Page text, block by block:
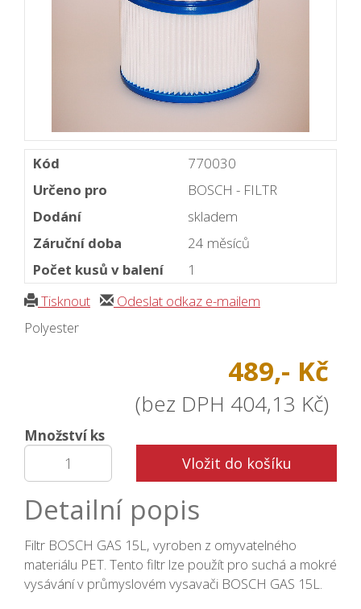
Kód
770030
Určeno pro
BOSCH - FILTR
Dodání
skladem
Záruční doba
24 měsíců
Počet kusů v balení
1
Tisknout
Odeslat odkaz e-mailem
Polyester
489,- Kč
(bez DPH 404,13 Kč)
Množství ks
Vložit do košíku
Detailní popis
Filtr BOSCH GAS 15L, vyroben z omyvatelného
materiálu PET. Tento filtr lze použít pro suchá a mokré
vysávání v průmyslovém vysavači BOSCH GAS 15L.